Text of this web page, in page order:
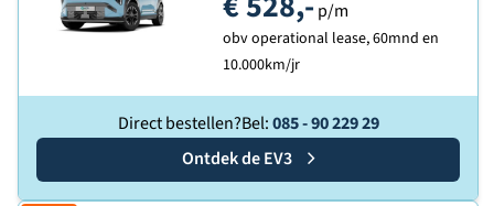
p/m
obv operational lease, 60mnd en
10.000km/jr
Direct bestellen?Bel:085 - 90 229 29
Ontdek deKia
EV3